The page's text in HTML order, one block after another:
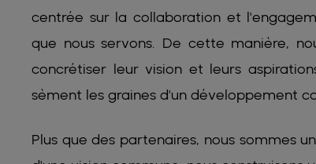
centrée sur la collaboration et
que nous servons. De cette manière,
concrétiser leur vision et leurs
sèment les graines d'un développement
Plus que des partenaires, nous sommes